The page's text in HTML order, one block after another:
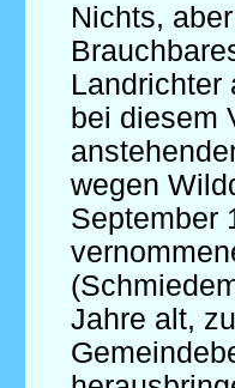
Nichts,
Landrichter
bei diesem
wegen
September
Jahre alt,